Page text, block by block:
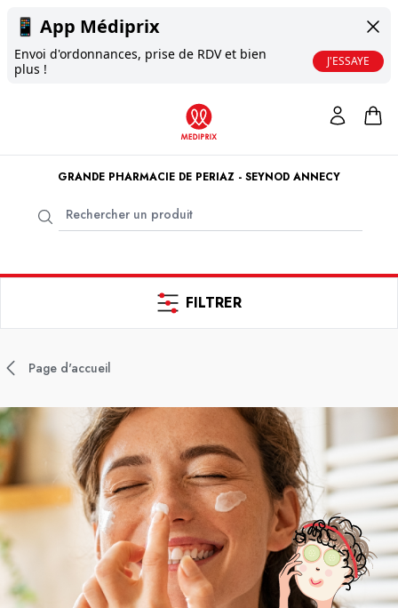
📱 App Médiprix
Envoi d'ordonnances, prise de RDV et bien
plus !
J'ESSAYE
GRANDE PHARMACIE DE PERIAZ - SEYNOD ANNECY
FILTRER
Page d'accueil